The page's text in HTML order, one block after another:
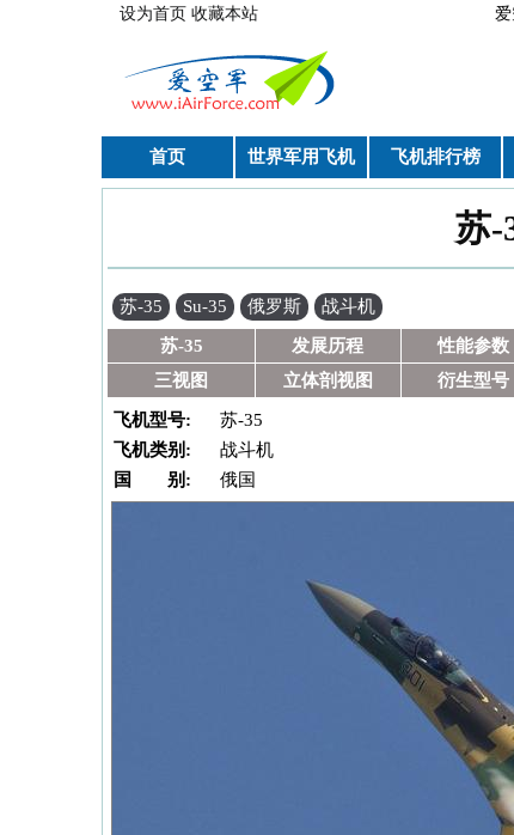
跳转到主要内容设为首页 收藏本站
首页 世界军用飞机 飞机排行榜
苏-
苏-35 Su-35 俄罗斯 战斗机
苏-35 发展历程 性能参数
三视图
立体剖视图 衍生型号
飞机型号:
苏-35
飞机类别:
战斗机
国 别:
俄国